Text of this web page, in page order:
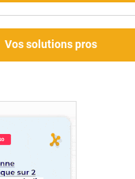
Vos solutions pros